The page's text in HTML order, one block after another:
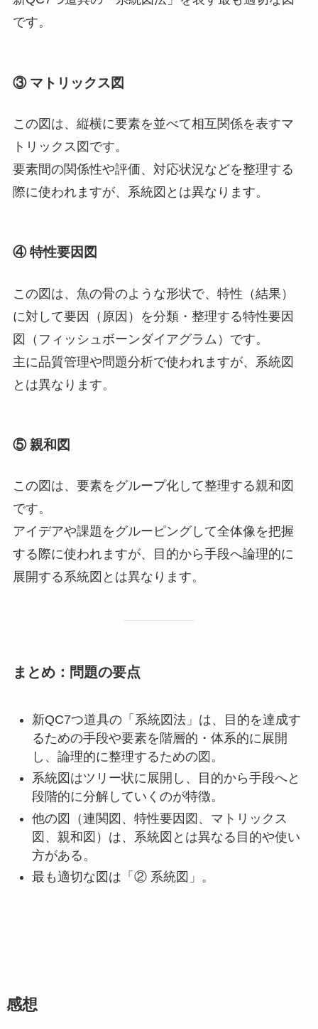
です。
③ マトリックス図
この図は、縦横に要素を並べて相互関係を表すマ
トリックス図です。
要素間の関係性や評価、対応状況などを整理する
際に使われますが、系統図とは異なります。
④ 特性要因図
この図は、魚の骨のような形状で、特性（結果）
に対して要因（原因）を分類・整理する特性要因
図（フィッシュボーンダイアグラム）です。
主に品質管理や問題分析で使われますが、系統図
とは異なります。
⑤ 親和図
この図は、要素をグループ化して整理する親和図
です。
アイデアや課題をグルーピングして全体像を把握
する際に使われますが、目的から手段へ論理的に
展開する系統図とは異なります。
まとめ：問題の要点
新QC7つ道具の「系統図法」は、目的を達成す
るための手段や要素を階層的・体系的に展開
し、論理的に整理するための図。
系統図はツリー状に展開し、目的から手段へと
段階的に分解していくのが特徴。
他の図（連関図、特性要因図、マトリックス
図、親和図）は、系統図とは異なる目的や使い
方がある。
最も適切な図は「② 系統図」。
感想